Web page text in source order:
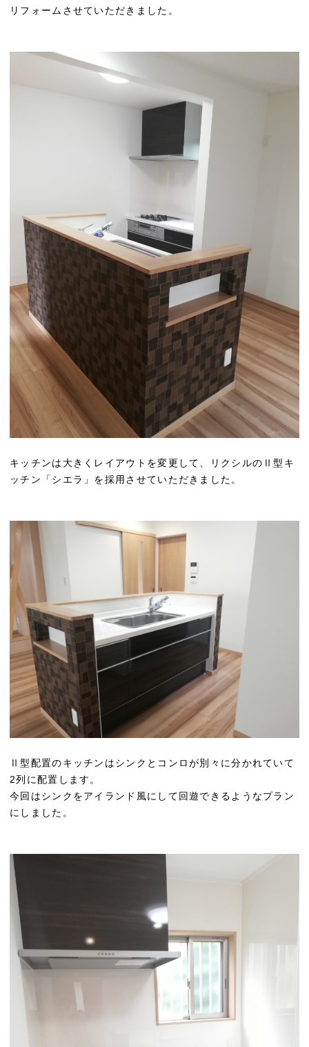
リフォームさせていただきました。
キッチンは大きくレイアウトを変更して、リクシルのⅡ型キ
ッチン「シエラ」を採用させていただきました。
Ⅱ型配置のキッチンはシンクとコンロが別々に分かれていて
2列に配置します。
今回はシンクをアイランド風にして回遊できるようなプラン
にしました。